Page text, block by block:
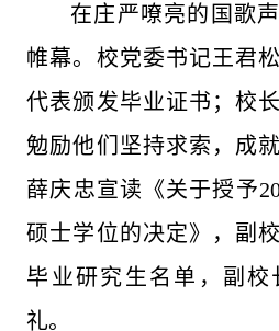
在庄严嘹亮的国歌
帷幕。校党委书记王君
代表颁发毕业证书；校
勉励他们坚持求索，成
薛庆忠宣读《关于授予
硕士学位的决定》，副
毕业研究生名单，副
礼。